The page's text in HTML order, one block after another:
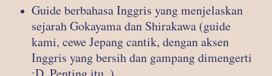
Guide berbahasa Inggris yang menjelaskan
sejarah Gokayama dan Shirakawa (guide
kami, cewe Jepang cantik, dengan aksen
Inggris yang bersih dan gampang dimengerti